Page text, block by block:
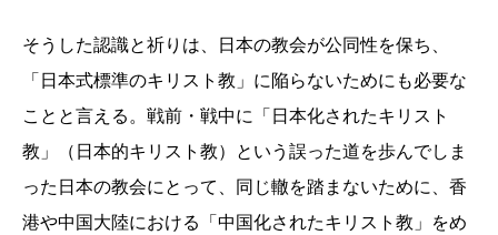
そうした認識と祈りは、日本の教会が公同性を保ち、
「日本式標準のキリスト教」に陥らないためにも必要な
ことと言える。戦前・戦中に「日本化されたキリスト
教」（日本的キリスト教）という誤った道を歩んでしま
った日本の教会にとって、同じ轍を踏まないために、香
港や中国大陸における「中国化されたキリスト教」をめ